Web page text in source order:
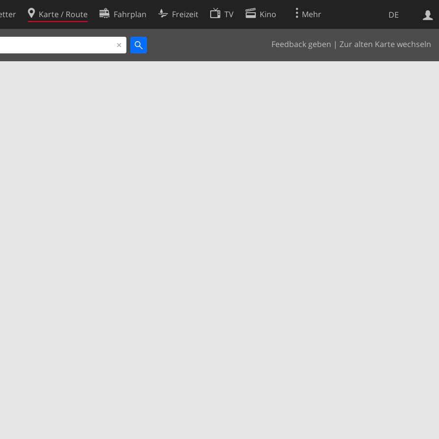
DE
Karte / Route Fahrplan Freizeit TV Kino Mehr
Feedback geben | Zur alten Karte wechseln
Websuche
Cookie-Richtlinie
Cookie-Einstellungen